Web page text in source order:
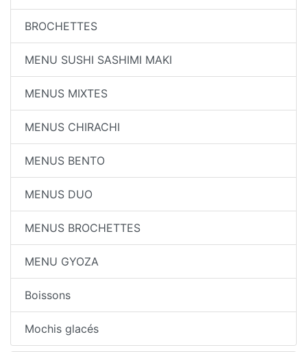
BROCHETTES
MENU SUSHI SASHIMI MAKI
MENUS MIXTES
MENUS CHIRACHI
MENUS BENTO
MENUS DUO
MENUS BROCHETTES
MENU GYOZA
Boissons
Mochis glacés